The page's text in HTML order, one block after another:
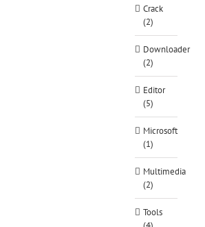
Crack
(2)
Downloader
(2)
Editor
(5)
Microsoft
(1)
Multimedia
(2)
Tools